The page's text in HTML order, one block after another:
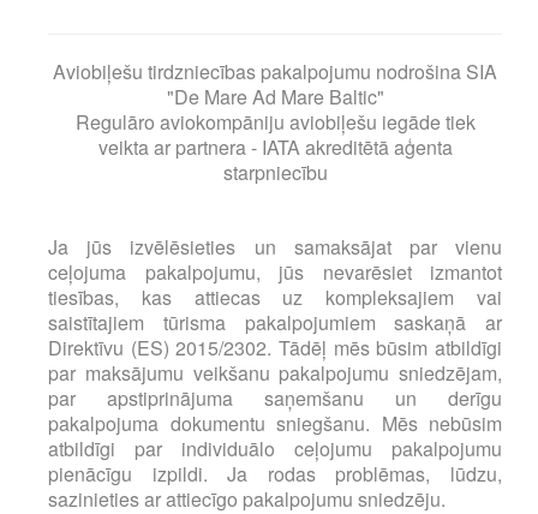
Aviobiļešu tirdzniecības pakalpojumu nodrošina SIA
"De Mare Ad Mare Baltic"
Regulāro aviokompāniju aviobiļešu iegāde tiek
veikta ar partnera - IATA akreditētā aģenta
starpniecību
Ja jūs izvēlēsieties un samaksājat par vienu
ceļojuma pakalpojumu, jūs nevarēsiet izmantot
tiesības, kas attiecas uz kompleksajiem vai
saistītajiem tūrisma pakalpojumiem saskaņā ar
Direktīvu (ES) 2015/2302. Tādēļ mēs būsim atbildīgi
par maksājumu veikšanu pakalpojumu sniedzējam,
par apstiprinājuma saņemšanu un derīgu
pakalpojuma dokumentu sniegšanu. Mēs nebūsim
atbildīgi par individuālo ceļojumu pakalpojumu
pienācīgu izpildi. Ja rodas problēmas, lūdzu,
sazinieties ar attiecīgo pakalpojumu sniedzēju.